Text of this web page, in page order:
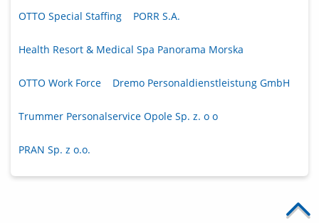
OTTO Special Staffing PORR S.A.
Health Resort & Medical Spa Panorama Morska
OTTO Work Force Dremo Personaldienstleistung GmbH
Trummer Personalservice Opole Sp. z. o o
PRAN Sp. z o.o.